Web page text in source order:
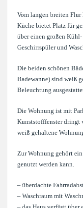
Vom langen breiten
Küche bietet Platz für
über einen großen
Geschirrspüler und
Die beiden schönen
Badewanne) sind weiß
Beleuchtung
Die Wohnung ist mit
Kunststofffenster dringt
weiß gehaltene
Zur Wohnung gehört
genutzt werden kann.
– überdachte
– Waschraum mit